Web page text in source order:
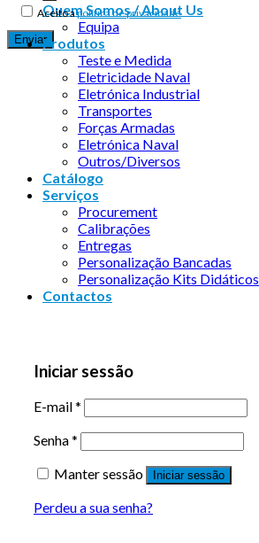
Aceito apolítica de privacidade
Quem Somos / About Us
Equipa
Produtos
Teste e Medida
Eletricidade Naval
Eletrónica Industrial
Transportes
Forças Armadas
Eletrónica Naval
Outros/Diversos
Catálogo
Serviços
Procurement
Calibrações
Entregas
Personalização Bancadas
Personalização Kits Didáticos
Contactos
Iniciar sessão
E-mail*
Senha*
Manter sessão
Iniciar sessão
Perdeu a sua senha?